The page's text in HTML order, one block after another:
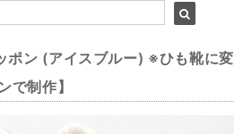
ポン (アイスブルー) ※ひも靴に変
で制作】